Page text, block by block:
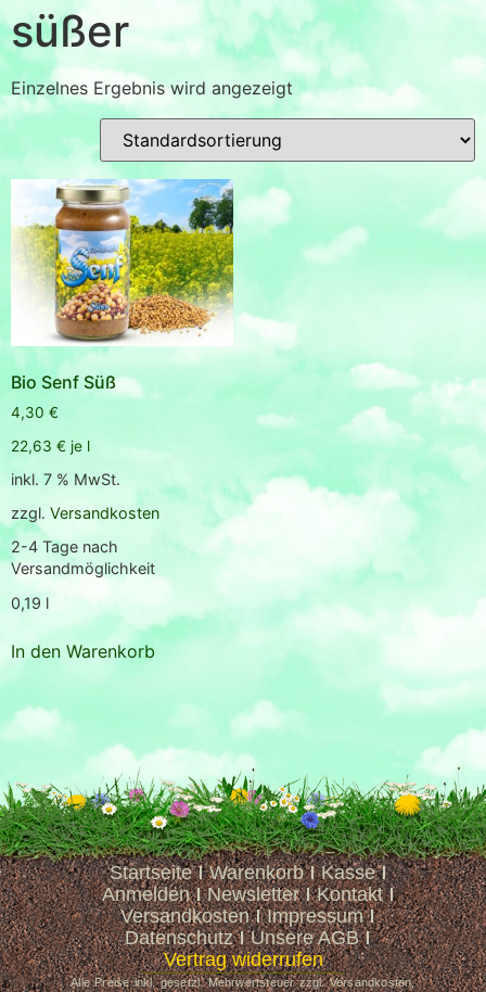
süßer
Einzelnes Ergebnis wird angezeigt
Bio Senf Süß
4,30 €
22,63 € je l
inkl. 7 % MwSt.
zzgl. Versandkosten
2-4 Tage nach
Versandmöglichkeit
0,19 l
In den Warenkorb
Startseite Warenkorb
Kasse
Anmelden
Newsletter
Kontakt
Versandkosten
Impressum
Datenschutz
Unsere AGB
Vertrag widerrufen
Alle Preise inkl. gesetzl. Mehrwertsteuer zzgl. Versandkosten,